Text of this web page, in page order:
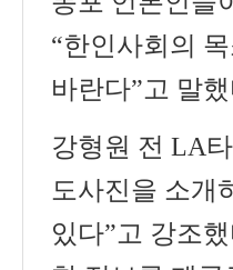
“한인사회의
바란다”고 말
강형원 전 LA
도사진을 소개
있다”고 강조